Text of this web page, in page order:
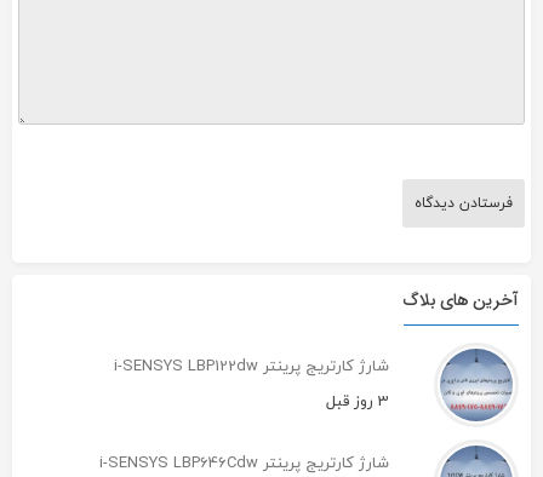
آخرین های بلاگ
شارژ کارتریج پرینتر i-SENSYS LBP122dw
3 روز قبل
شارژ کارتریج پرینتر i-SENSYS LBP646Cdw